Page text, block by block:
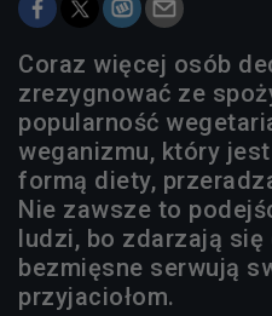
Coraz więcej osób
zrezygnować ze
popularność
weganizmu, który
formą diety,
Nie zawsze to
ludzi, bo zdarzają się
bezmięsne serwują
przyjaciołom.